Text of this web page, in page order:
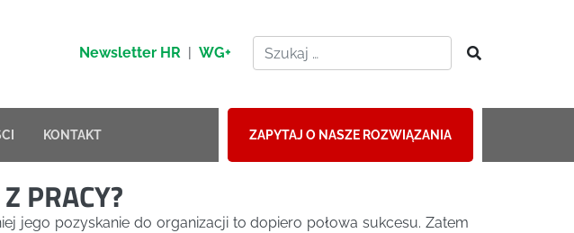
Newsletter HR | WG+
KONTAKT ZAPYTAJ O NASZE ROZWIĄZANIA
PRACY?
jego pozyskanie do organizacji to dopiero połowa sukcesu. Zatem